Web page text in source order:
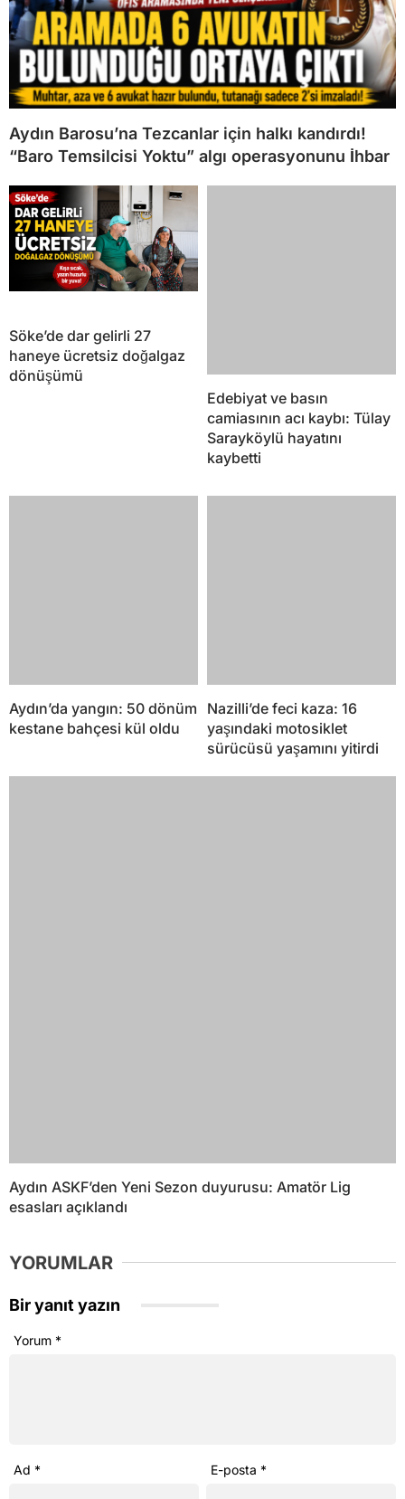
Aydın Barosu’na Tezcanlar için halkı kandırdı!
“Baro Temsilcisi Yoktu” algı operasyonunu İhbar
Söke’de dar gelirli 27
haneye ücretsiz doğalgaz
dönüşümü
Sarayköylü hayatını
kaybetti
sürücüsü yaşamını yitirdi
YORUMLAR